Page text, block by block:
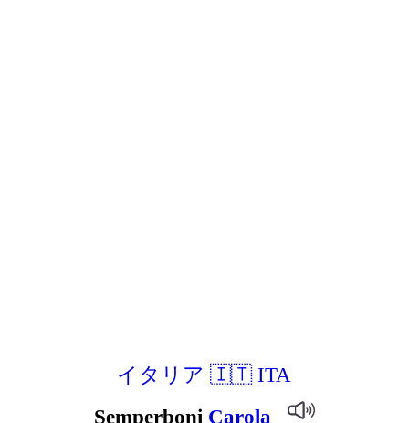
イタリア 🇮🇹 ITA
Semperboni Carola